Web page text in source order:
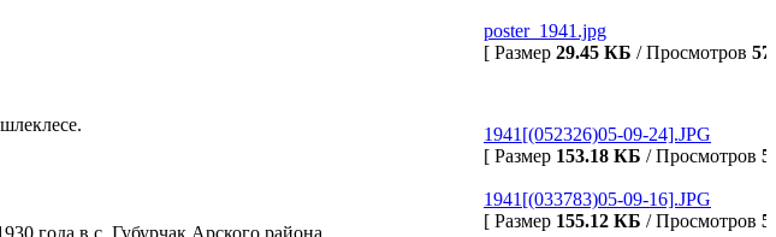
poster_1941.jpg
[ Размер 29.45 КБ / Просмотров
1941[(052326)05-09-24].JPG
[ Размер 153.18 КБ / Просмотров
1941[(033783)05-09-16].JPG
[ Размер 155.12 КБ / Просмотров